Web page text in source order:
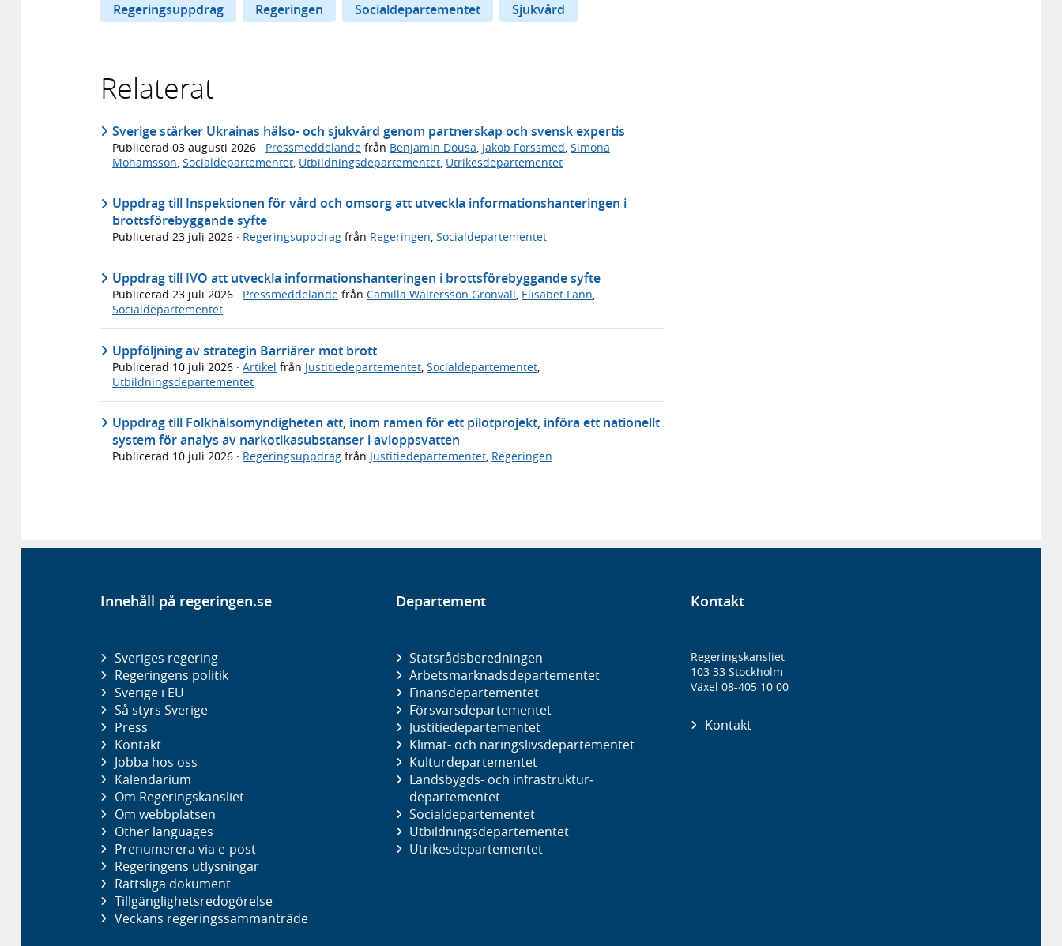
Regeringsuppdrag Regeringen Socialdepartementet Sjukvård
Relaterat
Sverige stärker Ukrainas hälso- och sjukvård genom partnerskap och svensk expertis
Publicerad 03 augusti 2026 · Pressmeddelande från Benjamin Dousa Jakob Forssmed Simona
Mohamsson Socialdepartementet Utbildningsdepartementet Utrikesdepartementet
Uppdrag till Inspektionen för vård och omsorg att utveckla informationshanteringen i
brottsförebyggande syfte
Publicerad 23 juli 2026 · Regeringsuppdrag från Regeringen, Socialdepartementet
Uppdrag till IVO att utveckla informationshanteringen i brottsförebyggande syfte
Publicerad 23 juli 2026 · Pressmeddelande från Camilla Waltersson Grönvall, Elisabet Lann,
Socialdepartementet
Uppföljning av strategin Barriärer mot brott
Publicerad 10 juli 2026 · Artikel från Justitiedepartementet Socialdepartementet
Utbildningsdepartementet
Uppdrag till Folkhälsomyndigheten att, inom ramen för ett pilotprojekt, införa ett nationellt
system för analys av narkotikasubstanser i avloppsvatten
Publicerad 10 juli 2026 · Regeringsuppdrag från Justitiedepartementet, Regeringen
Innehåll på regeringen.se
Sveriges regering
Regeringens politik
Sverige i EU
Så styrs Sverige
Press
Kontakt
Jobba hos oss
Kalendarium
Om Regeringskansliet
Om webbplatsen
Other languages
Prenumerera via e-post
Regeringens utlysningar
Rättsliga dokument
Tillgänglighetsredogörelse
Veckans regeringssammanträde
Departement
Statsrådsberedningen
Arbetsmarknads­departementet
Finans­departementet
Försvars­departementet
Justitie­departementet
Klimat- och näringslivs­departementet
Kultur­departementet
Landsbygds- och infrastruktur­
departementet
Social­departementet
Utbildnings­departementet
Utrikes­departementet
Kontakt
Regeringskansliet
103 33 Stockholm
Växel 08-405 10 00
Kontakt